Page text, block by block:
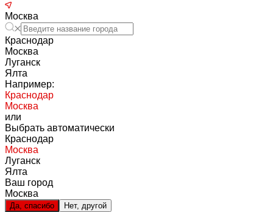
Москва
Краснодар
Москва
Луганск
Ялта
Например:
Краснодар
Москва
или
Выбрать автоматически
Краснодар
Москва
Луганск
Ялта
Ваш город
Москва
Да, спасибо Нет, другой